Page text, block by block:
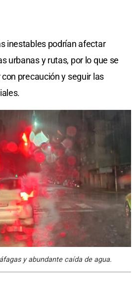
inestables podrían afectar
urbanas y rutas, por lo que se
precaución y seguir las
y abundante caída de agua.